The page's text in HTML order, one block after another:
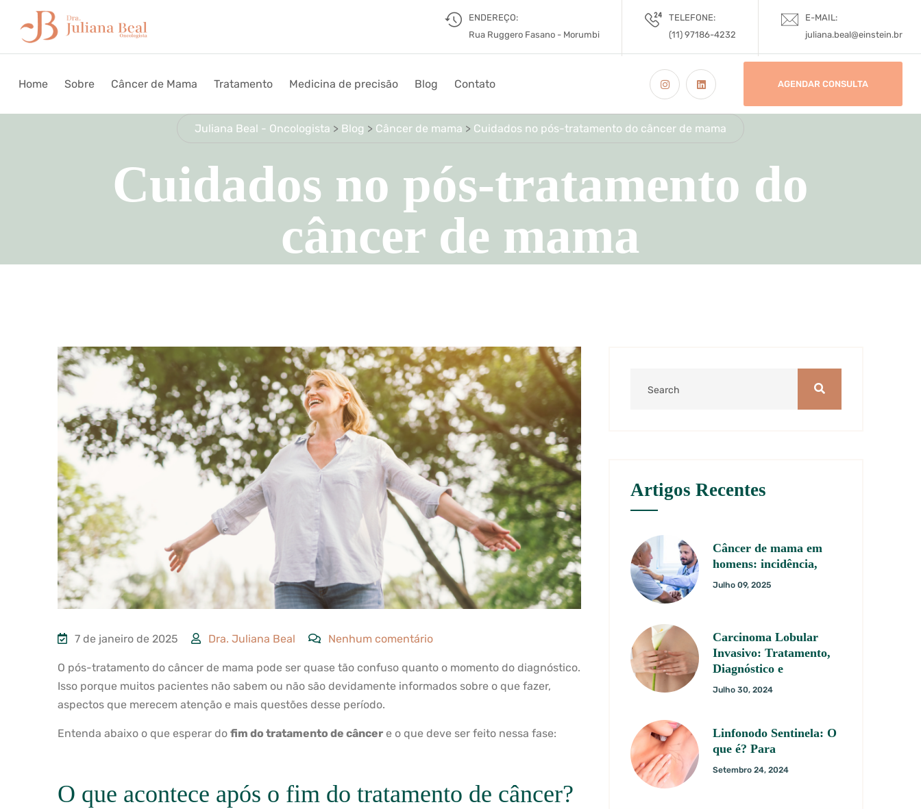
ENDEREÇO:
Rua Ruggero Fasano - Morumbi
TELEFONE:
(11) 97186-4232
E-MAIL:
juliana.beal@einstein.br
Home Sobre Câncer de Mama Tratamento Medicina de precisão Blog Contato AGENDAR CONSULTA
Juliana Beal - Oncologista > Blog > Câncer de mama > Cuidados no pós-tratamento do câncer de mama
Cuidados no pós-tratamento do
câncer de mama
7 de janeiro de 2025 Dra. Juliana Beal Nenhum comentário
O pós-tratamento do câncer de mama pode ser quase tão confuso quanto o momento do diagnóstico.
Isso porque muitos pacientes não sabem ou não são devidamente informados sobre o que fazer,
aspectos que merecem atenção e mais questões desse período.
Entenda abaixo o que esperar do fim do tratamento de câncer e o que deve ser feito nessa fase:
O que acontece após o fim do tratamento de câncer?
Artigos Recentes
Câncer de mama em
homens: incidência,
Julho 09, 2025
Carcinoma Lobular
Invasivo: Tratamento,
Diagnóstico e
Julho 30, 2024
Linfonodo Sentinela: O
que é? Para
Setembro 24, 2024